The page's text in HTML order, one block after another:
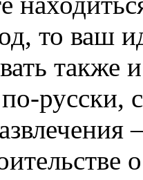
то ваш
также
русски,